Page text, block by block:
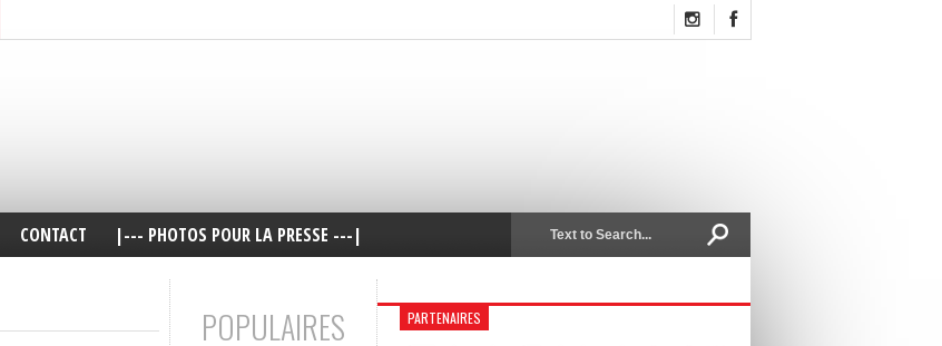
CONTACT |--- PHOTOS POUR LA PRESSE ---|
POPULAIRES PARTENAIRES